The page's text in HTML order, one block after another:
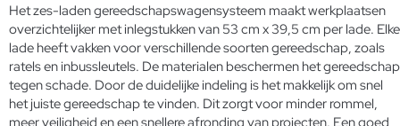
Het zes-laden gereedschapswagensysteem maakt werkplaatsen
overzichtelijker met inlegstukken van 53 cm x 39,5 cm per lade. Elke
lade heeft vakken voor verschillende soorten gereedschap, zoals
ratels en inbussleutels. De materialen beschermen het gereedschap
tegen schade. Door de duidelijke indeling is het makkelijk om snel
het juiste gereedschap te vinden. Dit zorgt voor minder rommel,
meer veiligheid en een snellere afronding van projecten. Een goed